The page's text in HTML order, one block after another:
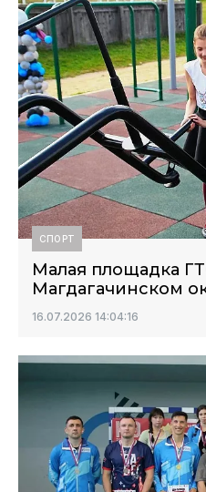
СПОРТ
Малая площадка
Магдагачинском
16.07.2026 14:04:16